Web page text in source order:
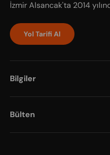
İzmir Alsancak'ta 2014
Yol Tarifi Al
Bilgiler
Bülten